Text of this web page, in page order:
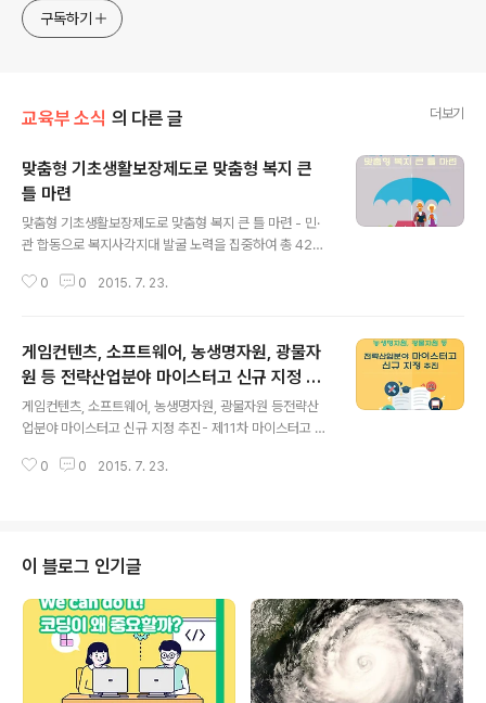
구독하기
교육부 소식 의 다른 글 더보기
맞춤형 기초생활보장제도로 맞춤형 복지 큰
틀 마련
맞춤형 기초생활보장제도로 맞춤형 복지 큰 틀 마련 - 민·
관 합동으로 복지사각지대 발굴 노력을 집중하여 총 42만
해 맞춤형 급여 첫 지급 -- 7.20일 이후에도 조사절차를 조
로 사시는 오○○ 할머니는 부양의무자인 아들(3인가구)의
소득이 331만원으로 기준을 초과하여 기초생활수급자가
되지 못 하고 기초연금 20만원으로 생활했습니다. 하지만
7월부터 부양의무자 기준이 완화되어 기초연금 외에도 기
초생활수급자로서 생계급여 24만원, 주거급여 8만원과 의
료급여를 받게 될 예정입니다. (※ 부양능..
0 0 2015. 7. 23.
게임컨텐츠, 소프트웨어, 농생명자원, 광물자
원 등 전략산업분야 마이스터고 신규 지정 추
진
게임컨텐츠, 소프트웨어, 농생명자원, 광물자원 등전략산
업분야 마이스터고 신규 지정 추진- 제11차 마이스터고 선
를 이끌어 갈 우수 기술인재 양성을 위한 제11차 마이스터
광물자원개발‧생산(산자부), 소프트웨어(미래부), 농생명자
원생산가공/농업경영인(농식품부)의 5개 분야에서 우선
추진하게 되며, 또한 지역별 전략산업분야로 개별학교가
교육청 및 지자체 등과 협의 후 마이스터고 지정 요청을 하
는 경우 해당 분야 소관부처의 의견조회 요청 등을 거쳐 지
정을 검토할 예정입니다. 제11차 마..
0 0 2015. 7. 23.
이 블로그 인기글